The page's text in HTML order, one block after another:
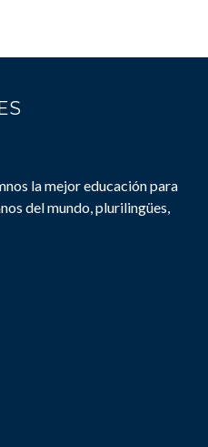
la mejor educación para
del mundo, plurilingües,